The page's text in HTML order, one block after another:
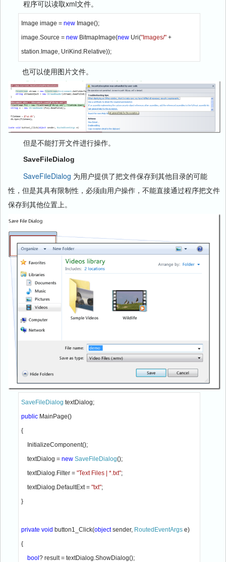
程序可以读取xml文件。
Image image = new Image();
image.Source = new BitmapImage(new Uri("Images/" +
station.Image, UriKind.Relative));
也可以使用图片文件。
但是不能打开文件进行操作。
SaveFileDialog
SaveFileDialog 为用户提供了把文件保存到其他目录的可能
性，但是其具有限制性，必须由用户操作，不能直接通过程序把文件
保存到其他位置上。
SaveFileDialog textDialog;
public MainPage()
{
    InitializeComponent();
    textDialog =
new SaveFileDialog();
    textDialog.Filter =
"Text Files | *.txt";
    textDialog.DefaultExt =
"txt";
}
private void button1_Click(object sender, RoutedEventArgs e)
{
bool? result = textDialog.ShowDialog();